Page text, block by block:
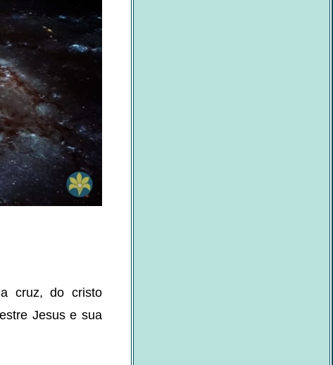
cruz, do cristo
Jesus e sua